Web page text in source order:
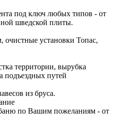
под ключ любых типов - от
шведской плиты.
очистные установки Топас,
территории, вырубка
подъездных путей
из бруса.
по Вашим пожеланиям - от